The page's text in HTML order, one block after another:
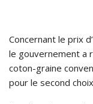
Concernant le prix
le gouvernement a
coton-graine
pour le second